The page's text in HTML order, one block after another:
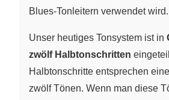
Blues-Tonleitern verwendet wird.
Unser heutiges Tonsystem ist in
zwölf Halbtonschritten
Halbtonschritte entsprechen
zwölf Tönen. Wenn man diese